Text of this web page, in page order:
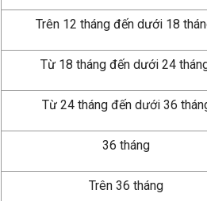
Trên 12 tháng đến dưới 18
Từ 18 tháng đến dưới 24
Từ 24 tháng đến dưới 36
36 tháng
Trên 36 tháng